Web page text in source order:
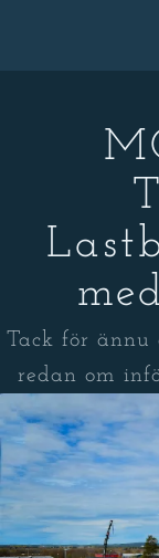
Tack för
redan om